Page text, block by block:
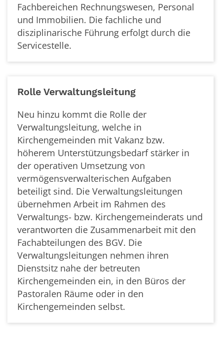
Fachbereichen Rechnungswesen, Personal
und Immobilien. Die fachliche und
disziplinarische Führung erfolgt durch die
Servicestelle.
Rolle Verwaltungsleitung
Neu hinzu kommt die Rolle der
Verwaltungsleitung, welche in
Kirchengemeinden mit Vakanz bzw.
höherem Unterstützungsbedarf stärker in
der operativen Umsetzung von
vermögensverwalterischen Aufgaben
beteiligt sind. Die Verwaltungsleitungen
übernehmen Arbeit im Rahmen des
Verwaltungs- bzw. Kirchengemeinderats und
verantworten die Zusammenarbeit mit den
Fachabteilungen des BGV. Die
Verwaltungsleitungen nehmen ihren
Dienstsitz nahe der betreuten
Kirchengemeinden ein, in den Büros der
Pastoralen Räume oder in den
Kirchengemeinden selbst.